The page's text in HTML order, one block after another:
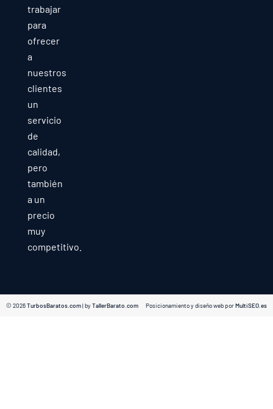
trabajar
para
ofrecer
a
nuestros
clientes
un
servicio
de
calidad,
pero
también
a un
precio
muy
competitivo.
© 2026TurbosBaratos.com| byTallerBarato.com Posicionamiento y diseño web porMultiSEO.es